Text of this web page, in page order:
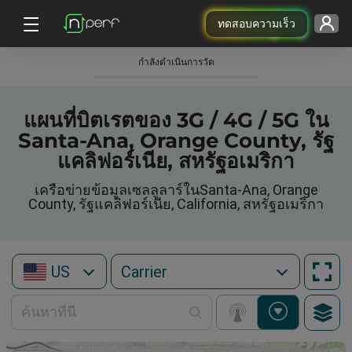
ทดสอบความเร็ว
กําลังดําเนินการวัด
แผนที่บิตเรตของ 3G / 4G / 5G ใน
Santa-Ana, Orange County, รัฐ
แคลิฟอร์เนีย, สหรัฐอเมริกา
เครือข่ายข้อมูลเซลลูลาร์ในSanta-Ana, Orange
County, รัฐแคลิฟอร์เนีย, California, สหรัฐอเมริกา
US